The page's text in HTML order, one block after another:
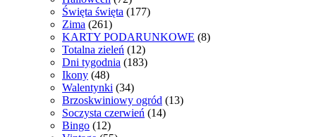
Święta święta (177)
Zima (261)
KARTY PODARUNKOWE (8)
Totalna zieleń (12)
Dni tygodnia (183)
Ikony (48)
Walentynki (34)
Brzoskwiniowy ogród (13)
Soczysta czerwień (14)
Bingo (12)